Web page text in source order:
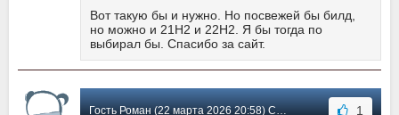
Вот такую бы и нужно. Но посвежей бы билд,
но можно и 21H2 и 22H2. Я бы тогда по
выбирал бы. Спасибо за сайт.
Гость Роман (22 марта 2026 20:58) Сообщение #20 1